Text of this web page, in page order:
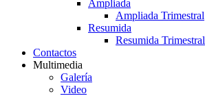
Ampliada
Ampliada Trimestral
Resumida
Resumida Trimestral
Contactos
Multimedia
Galería
Video